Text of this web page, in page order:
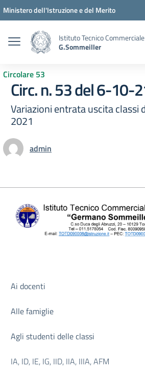
Vai ai contenuti
Vai al menu di navigazione
Vai al footer
Ministero dell'Istruzione e del Merito
Istituto Tecnico Commerciale
G.Sommeiller
Circolare 53
Circ. n. 53 del 6-10-
Variazioni entrata uscita classi
2021
admin
Ai docenti
Alle famiglie
Agli studenti delle classi
IA, ID, IE, IG, IID, IIA, IIIA, AFM